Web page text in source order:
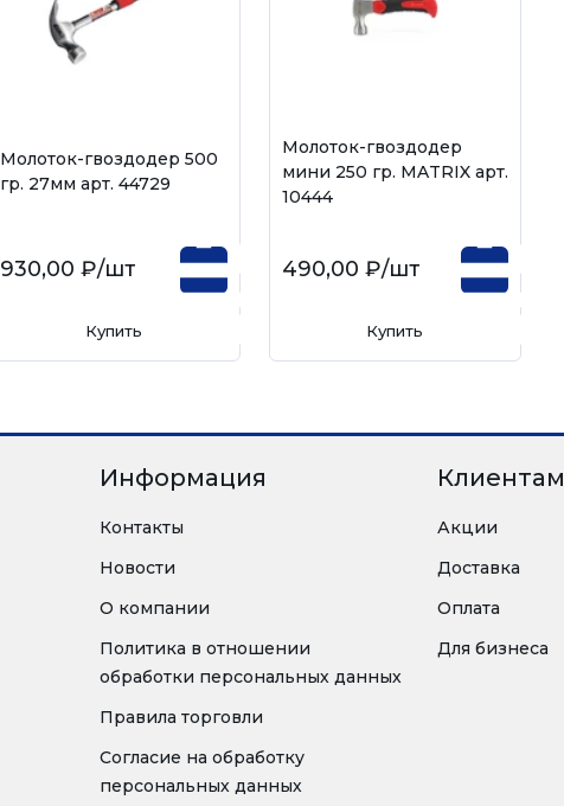
Молоток-гвоздодер 500
гр. 27мм арт. 44729
930,00 ₽/шт
Купить
Молоток-гвоздодер
мини 250 гр. MATRIX арт.
10444
490,00 ₽/шт
Купить
Информация
Контакты
Новости
О компании
Политика в отношении
обработки персональных данных
Правила торговли
Согласие на обработку
персональных данных
Клиентам
Акции
Доставка
Оплата
Для бизнеса